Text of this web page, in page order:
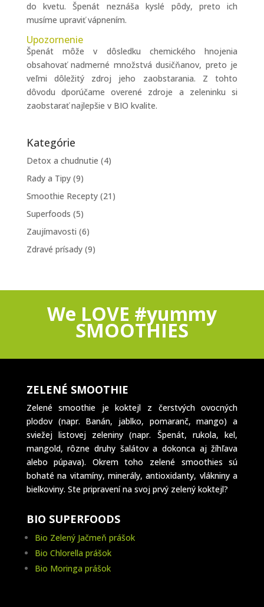
do kvetu. Špenát neznáša kyslé pôdy, preto ich
musíme upraviť vápnením.
Upozornenie
Špenát môže v dôsledku chemického hnojenia
obsahovať nadmerné množstvá dusičňanov, preto je
veľmi dôležitý zdroj jeho zaobstarania. Z tohto
dôvodu dporúčame overené zdroje a zeleninku si
zaobstarať najlepšie v BIO kvalite.
Kategórie
Detox a chudnutie (4)
Rady a Tipy(9)
Smoothie Recepty(21)
Superfoods (5)
Zaujímavosti (6)
Zdravé prísady(9)
We LOVE #yummy
SMOOTHIES
ZELENÉ SMOOTHIE
Zelené smoothie je koktejl z čerstvých ovocných
plodov (napr. Banán, jablko, pomaranč, mango) a
sviežej listovej zeleniny (napr. Špenát, rukola, kel,
mangold, rôzne druhy šalátov a dokonca aj žíhľava
alebo púpava). Okrem toho zelené smoothies sú
bohaté na vitamíny, minerály, antioxidanty, vlákniny a
bielkoviny. Ste pripravení na svoj prvý zelený koktejl?
BIO SUPERFOODS
Bio Zelený Jačmeň prášok
Bio Chlorella prášok
Bio Moringa prášok